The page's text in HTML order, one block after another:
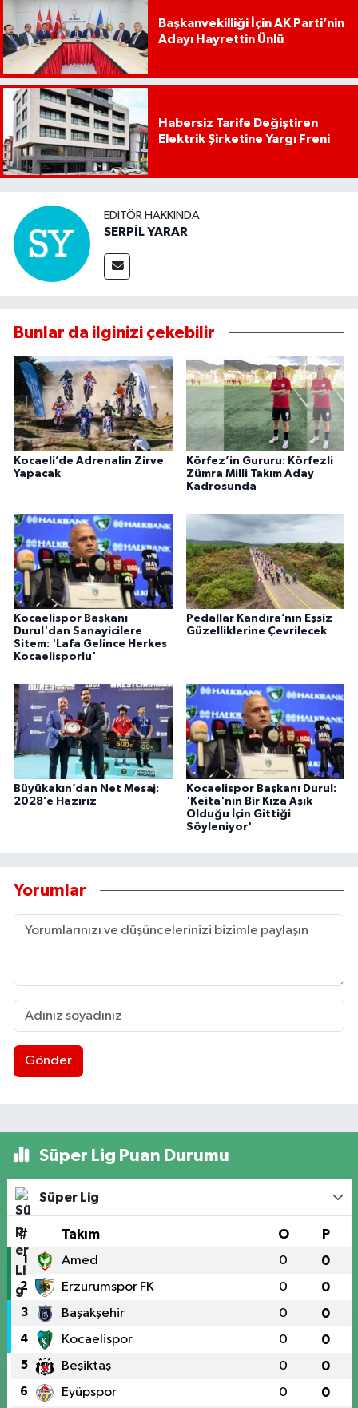
Başkanvekilliği İçin AK Parti’nin
Adayı Hayrettin Ünlü
Habersiz Tarife Değiştiren
Elektrik Şirketine Yargı Freni
EDITÖR HAKKINDA
SERPİL YARAR
Bunlar da ilginizi çekebilir
Kocaeli’de Adrenalin Zirve
Yapacak
Körfez’in Gururu: Körfezli
Zümra Milli Takım Aday
Kadrosunda
Kocaelispor Başkanı
Durul'dan Sanayicilere
Sitem: 'Lafa Gelince Herkes
Kocaelisporlu'
Pedallar Kandıra’nın Eşsiz
Güzelliklerine Çevrilecek
Büyükakın’dan Net Mesaj:
2028’e Hazırız
Kocaelispor Başkanı Durul:
'Keita'nın Bir Kıza Aşık
Olduğu İçin Gittiği
Söyleniyor'
Yorumlar
Gönder
Süper Lig Puan Durumu
Süper Lig
# Takım O P
1 Amed 0 0
2 Erzurumspor FK 0 0
3 Başakşehir 0 0
4 Kocaelispor 0 0
5 Beşiktaş 0 0
6 Eyüpspor 0 0